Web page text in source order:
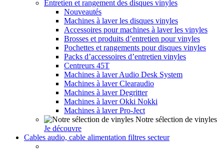
Entretien et rangement des disques vinyles
Nouveautés
Machines à laver les disques vinyles
Accessoires pour machines à laver les vinyles
Brosses et produits d’entretien pour vinyles
Pochettes et rangements pour disques vinyles
Packs d’accessoires d’entretien vinyles
Centreurs 45T
Machines à laver Audio Desk System
Machines à laver Clearaudio
Machines à laver Degritter
Machines à laver Okki Nokki
Machines à laver Pro-Ject
Notre sélection de vinyles
Je découvre
Cables audio, cable alimentation filtres secteur